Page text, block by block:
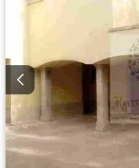
Completamente amueblado